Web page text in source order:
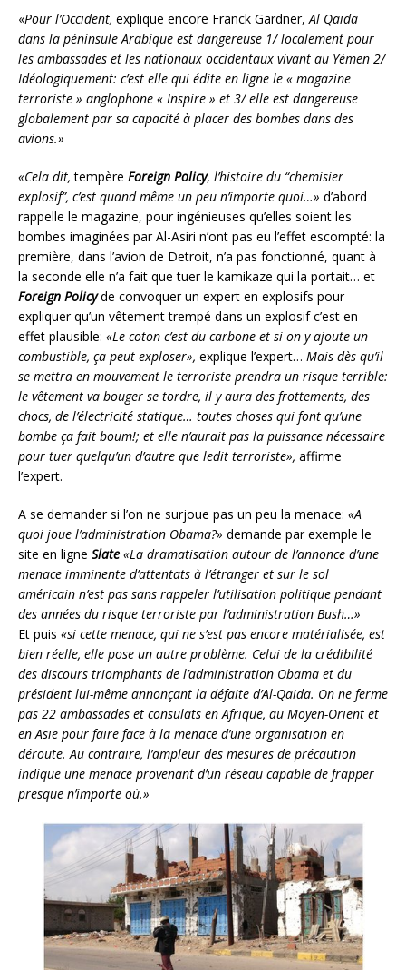
«Pour l’Occident, explique encore Franck Gardner, Al Qaida
dans la péninsule Arabique est dangereuse 1/ localement pour
les ambassades et les nationaux occidentaux vivant au Yémen 2/
Idéologiquement: c’est elle qui édite en ligne le « magazine
terroriste » anglophone « Inspire » et 3/ elle est dangereuse
globalement par sa capacité à placer des bombes dans des
avions.»
«Cela dit, tempère Foreign Policy, l’histoire du “chemisier
explosif”, c’est quand même un peu n’importe quoi…» d’abord
rappelle le magazine, pour ingénieuses qu’elles soient les
bombes imaginées par Al-Asiri n’ont pas eu l’effet escompté: la
première, dans l’avion de Detroit, n’a pas fonctionné, quant à
la seconde elle n’a fait que tuer le kamikaze qui la portait… et
Foreign Policyde convoquer un expert en explosifs pour
expliquer qu’un vêtement trempé dans un explosif c’est en
effet plausible: «Le coton c’est du carbone et si on y ajoute un
combustible, ça peut exploser», explique l’expert… Mais dès qu’il
se mettra en mouvement le terroriste prendra un risque terrible:
le vêtement va bouger se tordre, il y aura des frottements, des
chocs, de l’électricité statique… toutes choses qui font qu’une
bombe ça fait boum!; et elle n’aurait pas la puissance nécessaire
pour tuer quelqu’un d’autre que ledit terroriste», affirme
l’expert.
A se demander si l’on ne surjoue pas un peu la menace: «A
quoi joue l’administration Obama?» demande par exemple le
site en ligne Slate «La dramatisation autour de l’annonce d’une
menace imminente d’attentats à l’étranger et sur le sol
américain n’est pas sans rappeler l’utilisation politique pendant
des années du risque terroriste par l’administration Bush…»
Et puis «si cette menace, qui ne s’est pas encore matérialisée, est
bien réelle, elle pose un autre problème. Celui de la crédibilité
des discours triomphants de l’administration Obama et du
président lui-même annonçant la défaite d’Al-Qaida. On ne ferme
pas 22 ambassades et consulats en Afrique, au Moyen-Orient et
en Asie pour faire face à la menace d’une organisation en
déroute. Au contraire, l’ampleur des mesures de précaution
indique une menace provenant d’un réseau capable de frapper
presque n’importe où.»